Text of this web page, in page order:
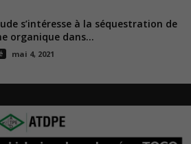
s’intéresse à la séquestration de
organique dans...
mai 4, 2021